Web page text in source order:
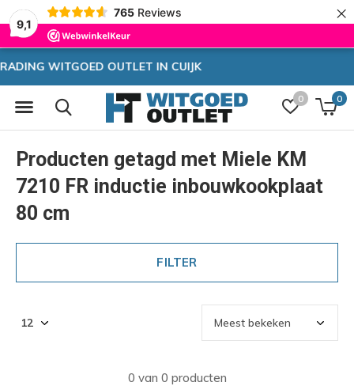
9,1
765 Reviews ×
0 0
Zeer hoge korting
Producten getagd met Miele KM
7210 FR inductie inbouwkookplaat
80 cm
FILTER
0 van 0 producten